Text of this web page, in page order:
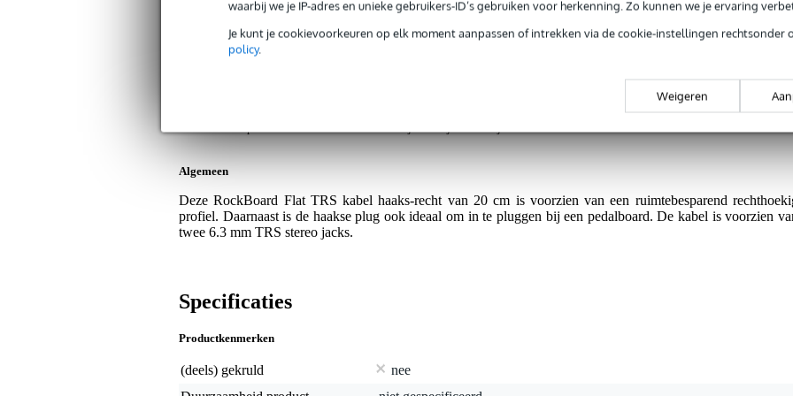
waarbij we je IP-adres en unieke gebruikers-ID’s gebruiken voor herkenning. Zo kunnen we je ervaring
Je kunt je cookievoorkeuren op elk moment aanpassen of intrekken via de cookie-instellingen rechtsonder
policy.
Weigeren
Op dit product krijg je 3 jaar Bax Music Garantie.
Plus- en minpunten
Algemeen
Deze RockBoard Flat TRS kabel haaks-recht van 20 cm is voorzien van een ruimtebesparend
profiel. Daarnaast is de haakse plug ook ideaal om in te pluggen bij een pedalboard. De kabel is voorzien
twee 6.3 mm TRS stereo jacks.
Specificaties
Productkenmerken
(deels) gekruld
nee